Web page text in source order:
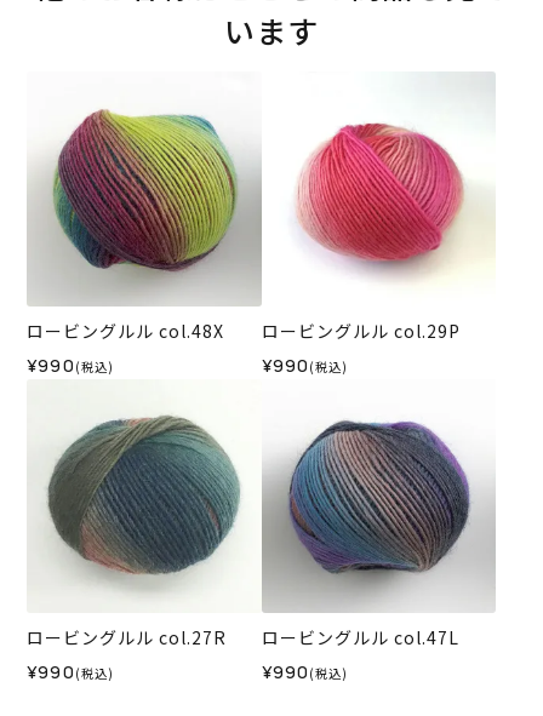
います
ロービングルル col.48X
¥990 (税込)
ロービングルル col.29P
¥990 (税込)
ロービングルル col.27R
¥990 (税込)
ロービングルル col.47L
¥990 (税込)